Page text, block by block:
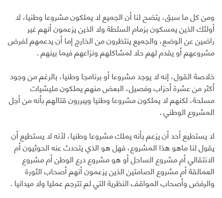
ومن كل ما سبق، يتضح لنا أن الجميع لا يملكون مشروعا وطنيا، لا
أولئك الذين يمسكون بزمام السلطة ولا الذين يزعمون أنهم غير
راضين عن الوضع، والجميع ينتظرون من الخارج إما أن يدعمهم لفرض
مشروعهم أو يقدم لهم حلا لمشاكلهم ونزاعهم فيما بينهم .
خلاصة القول، إنه لا يوجد مشروعا أو برنامجا وطنيا، بالرغم من وجود
أكثر من عشرة أحزاب وفصيل، البعض منهم يملكون مليشيات
مسلحة، لكنهم لا يملكون مشروعا وطنيا ويبررون قتالهم بأنه من أجل
المشروع الوطني .
لا يستطيع أحد أن يزعم بأنه يملك مشروعا وطنيا، لأنه لا يستطيع أن
يقول لنا ماهو هذا المشروع، فهل هو الذي يتحدث عنه الحوثيون أم
الانتقالي أم مشروع الساحل أو هو مشروع درع الوطن أم مشروع
العمالقة أم مشروع الصامتين الذين يزعمون أنهم أصحاب الثورة
والرفض وأصحاب المواقف النظرية التي لم تترجم عمليا ولا ميدانيا .